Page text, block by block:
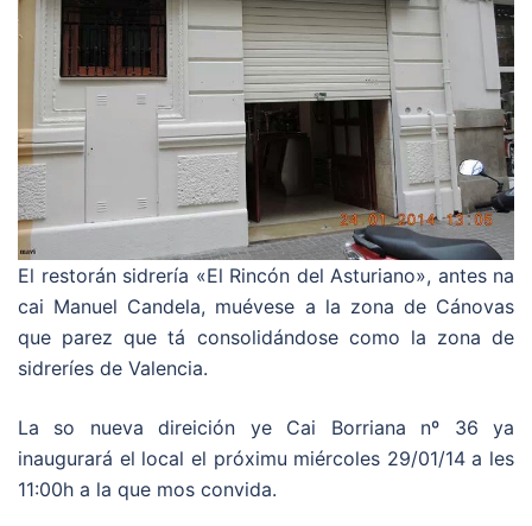
El restorán sidrería «El Rincón del Asturiano», antes na
cai Manuel Candela, muévese a la zona de Cánovas
que parez que tá consolidándose como la zona de
sidreríes de Valencia.
La so nueva direición ye Cai Borriana nº 36 ya
inaugurará el local el próximu miércoles 29/01/14 a les
11:00h a la que mos convida.